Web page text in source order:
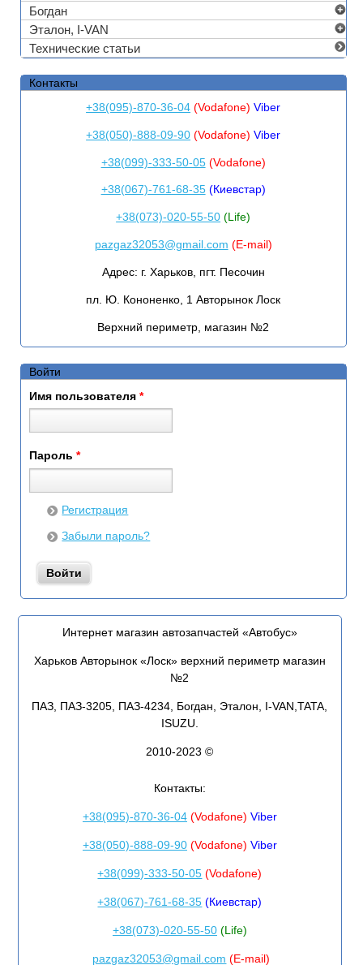
Богдан
Эталон, I-VAN
Технические статьи
Контакты
+38(095)-870-36-04 (Vodafone)Viber
+38(050)-888-09-90 (Vodafone)Viber
+38(099)-333-50-05(Vodafone)
+38(067)-761-68-35(Киевстар)
+38(073)-020-55-50 (Life)
pazgaz32053@gmail.com (E-mail)
Адрес: г. Харьков, пгт. Песочин
пл. Ю. Кононенко, 1 Авторынок Лоск
Верхний периметр, магазин №2
Войти
Имя пользователя *
Пароль *
Регистрация
Забыли пароль?
Интернет магазин автозапчастей «Автобус»
Харьков Авторынок «Лоск» верхний периметр магазин
№2
ПАЗ, ПАЗ-3205, ПАЗ-4234, Богдан, Эталон, I-VAN,TATA,
ISUZU.
2010-2023 ©
Контакты:
+38(095)-870-36-04(Vodafone) Viber
+38(050)-888-09-90(Vodafone) Viber
+38(099)-333-50-05 (Vodafone)
+38(067)-761-68-35 (Киевстар)
+38(073)-020-55-50(Life)
pazgaz32053@gmail.com (E-mail)